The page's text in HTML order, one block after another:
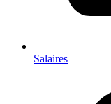
Salaires